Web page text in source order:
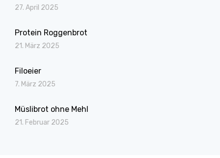
27. April 2025
Protein Roggenbrot
21. März 2025
Filoeier
7. März 2025
Müslibrot ohne Mehl
21. Februar 2025